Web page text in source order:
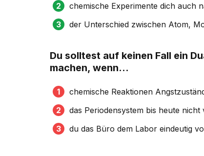
chemische Experimente dich auch
der Unterschied zwischen Atom,
Du solltest auf keinen Fall ein
machen, wenn...
chemische Reaktionen
das Periodensystem bis heute
du das Büro dem Labor eindeutig